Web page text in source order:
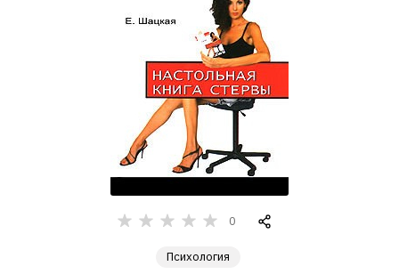
обсуждаемые
0
Психология